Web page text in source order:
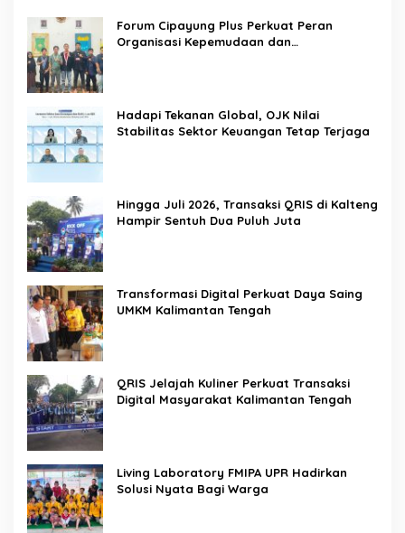
Forum Cipayung Plus Perkuat Peran
Organisasi Kepemudaan dan
Hadapi Tekanan Global, OJK Nilai
Stabilitas Sektor Keuangan Tetap Terjaga
Hingga Juli 2026, Transaksi QRIS di Kalteng
Hampir Sentuh Dua Puluh Juta
Transformasi Digital Perkuat Daya Saing
UMKM Kalimantan Tengah
QRIS Jelajah Kuliner Perkuat Transaksi
Digital Masyarakat Kalimantan Tengah
Living Laboratory FMIPA UPR Hadirkan
Solusi Nyata Bagi Warga